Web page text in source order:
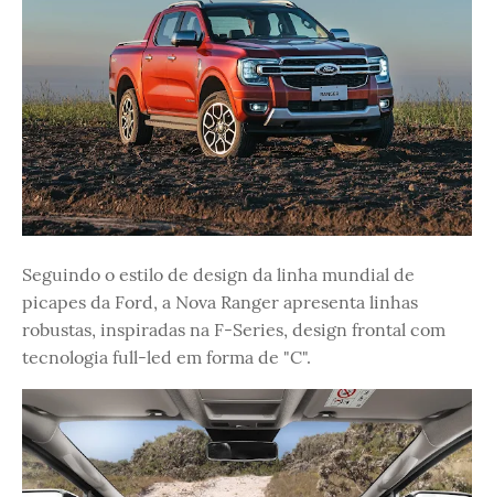
Seguindo o estilo de design da linha mundial de
picapes da Ford, a Nova Ranger apresenta linhas
robustas, inspiradas na F-Series, design frontal com
tecnologia full-led em forma de "C".